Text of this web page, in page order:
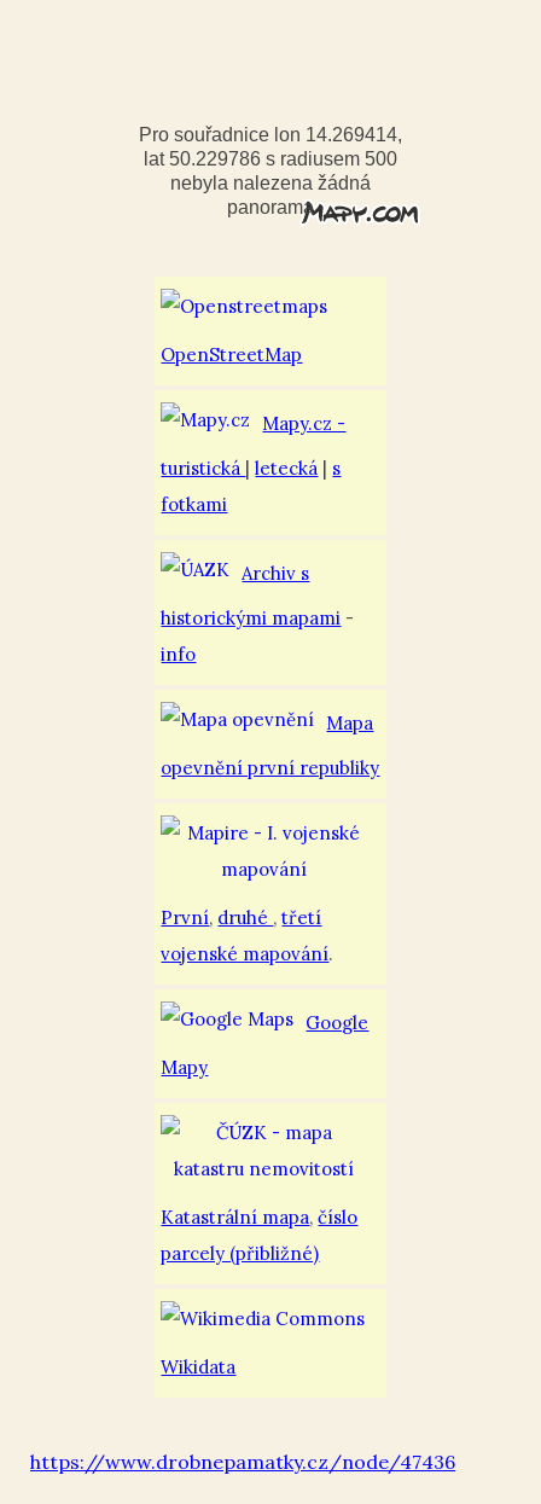
Pro souřadnice lon 14.269414,
lat 50.229786 s radiusem 500
nebyla nalezena žádná
panorama
OpenStreetMap
Mapy.cz -
turistická |letecká | s
fotkami
Archiv s
historickými mapami -
info
Mapa
opevnění první republiky
První, druhé ,třetí
vojenské mapování.
Google
Mapy
Katastrální mapa,číslo
parcely (přibližné)
Wikidata
https://www.drobnepamatky.cz/node/47436